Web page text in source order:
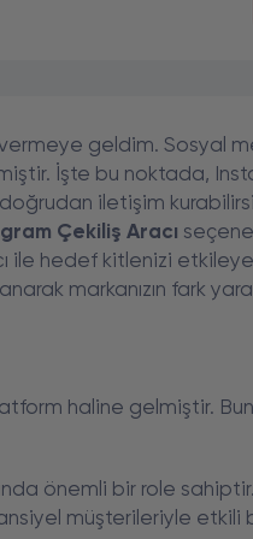
vermeye geldim. Sosyal
İşte bu noktada,
iletişim
Çekiliş Aracı
ile hedef kitlenizi
markanızın fark
haline gelmiştir.
önemli bir role
müşterileriyle etkili